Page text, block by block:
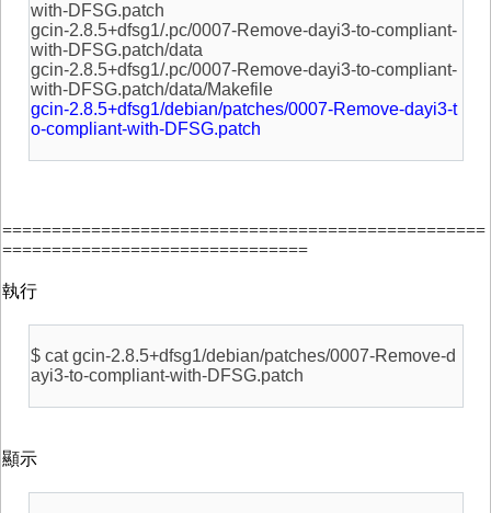
with-DFSG.patch
gcin-2.8.5+dfsg1/.pc/0007-Remove-dayi3-to-compliant-
with-DFSG.patch/data
gcin-2.8.5+dfsg1/.pc/0007-Remove-dayi3-to-compliant-
with-DFSG.patch/data/Makefile
gcin-2.8.5+dfsg1/debian/patches/0007-Remove-dayi3-t
o-compliant-with-DFSG.patch
=================================================
===============================
執行
$ cat gcin-2.8.5+dfsg1/debian/patches/0007-Remove-d
ayi3-to-compliant-with-DFSG.patch
顯示